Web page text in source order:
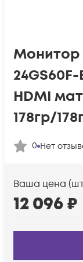
Монитор
HDMI
178гр/
0 Нет
Ваша цена
12 096₽